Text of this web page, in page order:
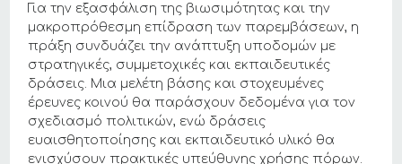
Για την εξασφάλιση της βιωσιμότητας και την
μακροπρόθεσμη επίδραση των παρεμβάσεων, η
πράξη συνδυάζει την ανάπτυξη υποδομών με
στρατηγικές, συμμετοχικές και εκπαιδευτικές
δράσεις. Μια μελέτη βάσης και στοχευμένες
έρευνες κοινού θα παράσχουν δεδομένα για τον
σχεδιασμό πολιτικών, ενώ δράσεις
ευαισθητοποίησης και εκπαιδευτικό υλικό θα
ενισχύσουν πρακτικές υπεύθυνης χρήσης πόρων.